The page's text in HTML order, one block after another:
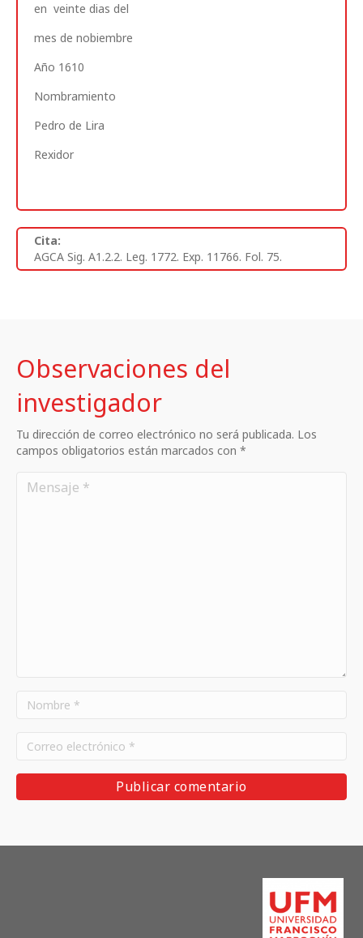
en veinte dias del
mes de nobiembre
Año 1610
Nombramiento
Pedro de Lira
Rexidor
Cita:
AGCA Sig. A1.2.2. Leg. 1772. Exp. 11766. Fol. 75.
Observaciones del
investigador
Tu dirección de correo electrónico no será publicada. Los
campos obligatorios están marcados con *